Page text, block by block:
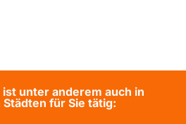
unter anderem auch in
für Sie tätig: